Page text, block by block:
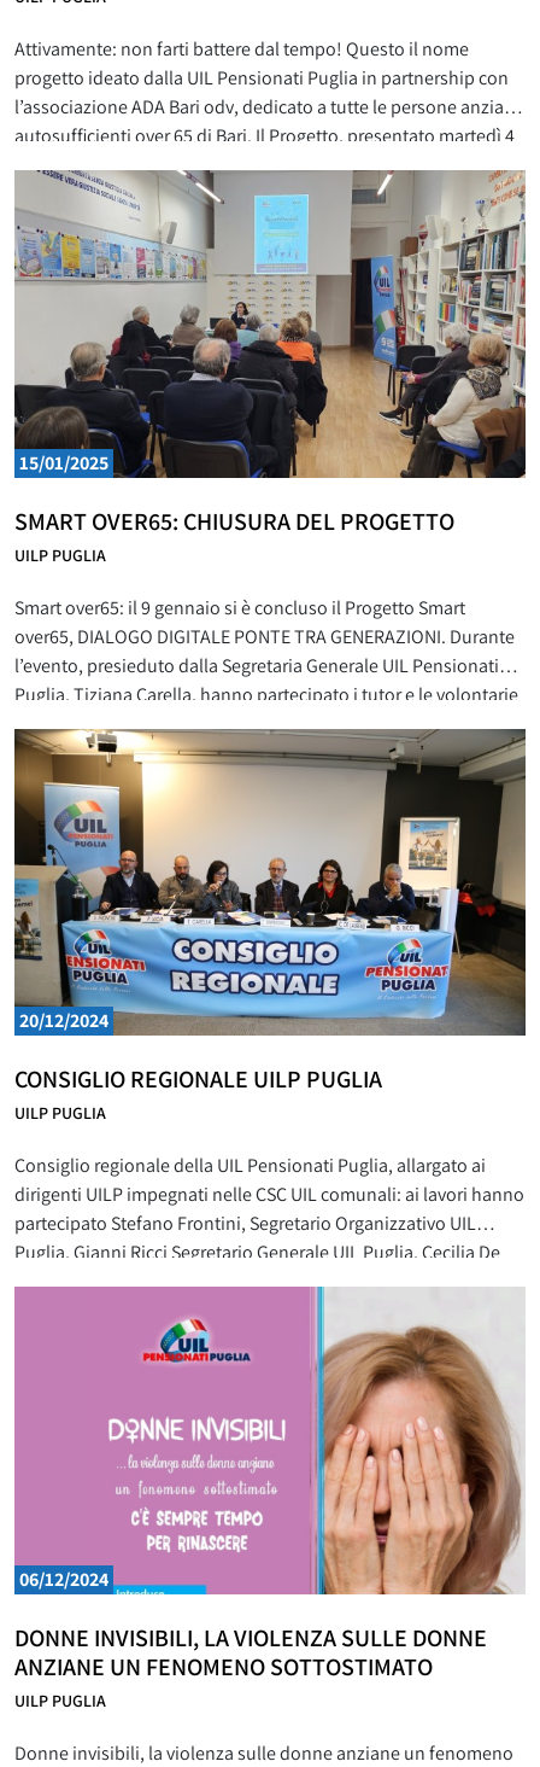
Attivamente: non farti battere dal tempo! Questo il nome
progetto ideato dalla UIL Pensionati Puglia in partnership con
l’associazione ADA Bari odv, dedicato a tutte le persone anziane
autosufficienti over 65 di Bari. Il Progetto, presentato martedì 4
febbraio, si articolerà, in incontri della durata di circa 2 ore
settimanali, che si terranno tutti i
15/01/2025
SMART OVER65: CHIUSURA DEL PROGETTO
UILP PUGLIA
Smart over65: il 9 gennaio si è concluso il Progetto Smart
over65, DIALOGO DIGITALE PONTE TRA GENERAZIONI. Durante
l’evento, presieduto dalla Segretaria Generale UIL Pensionati
Puglia, Tiziana Carella, hanno partecipato i tutor e le volontarie
del corso di digitalizzazione. Il corso, ideato ed avviato dalla UIL
Pensionati Puglia, attraverso il Progetto di Servizio Civile in
collaborazione
20/12/2024
CONSIGLIO REGIONALE UILP PUGLIA
UILP PUGLIA
Consiglio regionale della UIL Pensionati Puglia, allargato ai
dirigenti UILP impegnati nelle CSC UIL comunali: ai lavori hanno
partecipato Stefano Frontini, Segretario Organizzativo UIL
Puglia, Gianni Ricci Segretario Generale UIL Puglia, Cecilia De
Laurenzi, Tesoriera UILP Nazionale, Pasquale Lucia, Segretario
Generale Uil Pensionati Nazionale, che ha concluso i
06/12/2024
DONNE INVISIBILI, LA VIOLENZA SULLE DONNE
ANZIANE UN FENOMENO SOTTOSTIMATO
UILP PUGLIA
Donne invisibili, la violenza sulle donne anziane un fenomeno